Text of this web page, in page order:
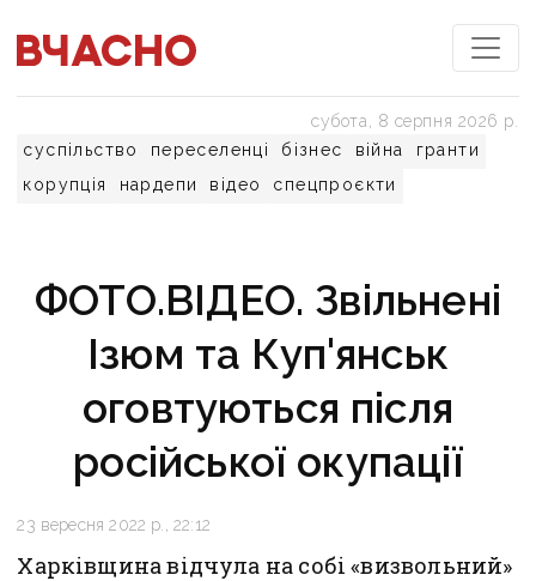
суспільство переселенці бізнес війна
гранти
корупція
нардепи відео спецпроєкти
субота, 8 серпня 2026 р.
ФОТО.ВІДЕО. Звільнені
Ізюм та Куп'янськ
оговтуються після
російської окупації
23 вересня 2022 р., 22:12
Харківщина відчула на собі «визвольний»